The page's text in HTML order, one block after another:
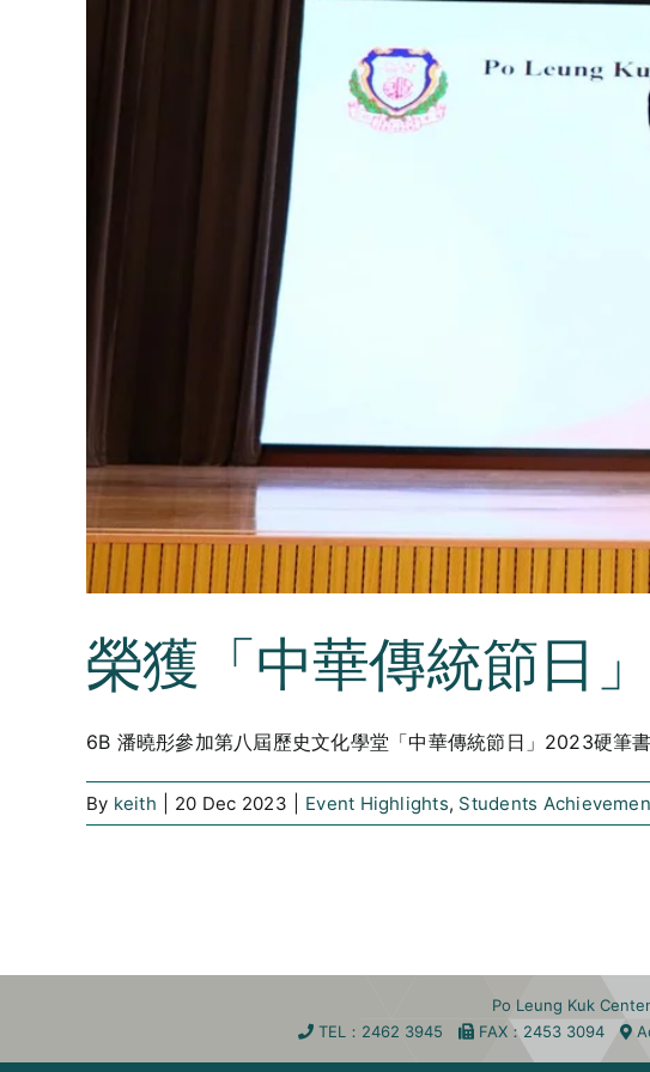
榮獲「中華傳統節日
6B 潘曉彤參加第八屆歷史文化學堂「中華傳統節日」2023硬筆
By keith 20 Dec 2023 Event Highlights, Students
Po Leung Kuk
TEL ：2462 3945 FAX：2453 3094